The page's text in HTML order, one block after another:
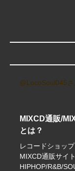
@LocoSoul045さ
MIXCD通販/
とは？
レコードショッ
MIXCD通販サイト
HIPHOP/R&B/